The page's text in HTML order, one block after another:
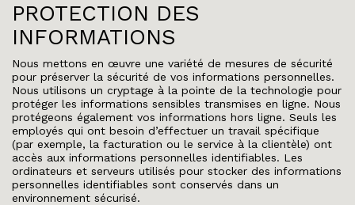
PROTECTION DES
INFORMATIONS
Nous mettons en œuvre une variété de mesures de sécurité
pour préserver la sécurité de vos informations personnelles.
Nous utilisons un cryptage à la pointe de la technologie pour
protéger les informations sensibles transmises en ligne. Nous
protégeons également vos informations hors ligne. Seuls les
employés qui ont besoin d’effectuer un travail spécifique
(par exemple, la facturation ou le service à la clientèle) ont
accès aux informations personnelles identifiables. Les
ordinateurs et serveurs utilisés pour stocker des informations
personnelles identifiables sont conservés dans un
environnement sécurisé.